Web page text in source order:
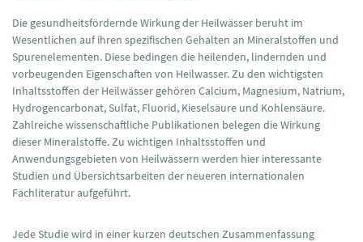
Die gesundheitsfördernde Wirkung der Heilwässer beruht im
Wesentlichen auf ihren spezifischen Gehalten an Mineralstoffen und
Spurenelementen. Diese bedingen die heilenden, lindernden und
vorbeugenden Eigenschaften von Heilwasser. Zu den wichtigsten
Inhaltsstoffen der Heilwässer gehören Calcium, Magnesium, Natrium,
Hydrogencarbonat, Sulfat, Fluorid, Kieselsäure und Kohlensäure.
Zahlreiche wissenschaftliche Publikationen belegen die Wirkung
dieser Mineralstoffe. Zu wichtigen Inhaltsstoffen und
Anwendungsgebieten von Heilwässern werden hier interessante
Studien und Übersichtsarbeiten der neueren internationalen
Fachliteratur aufgeführt.
Jede Studie wird in einer kurzen deutschen Zusammenfassung